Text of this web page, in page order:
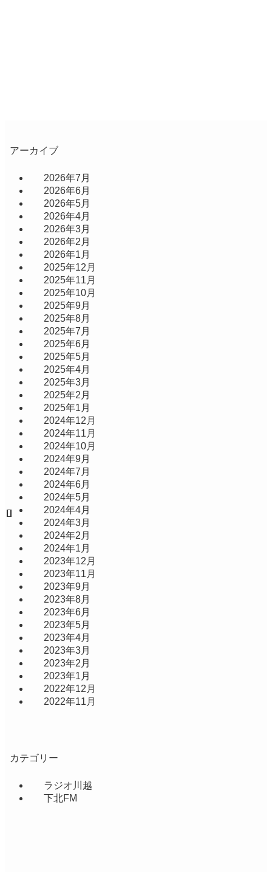
アーカイブ
2026年7月
2026年6月
2026年5月
2026年4月
2026年3月
2026年2月
2026年1月
2025年12月
2025年11月
2025年10月
2025年9月
2025年8月
2025年7月
2025年6月
2025年5月
2025年4月
2025年3月
2025年2月
2025年1月
2024年12月
2024年11月
2024年10月
2024年9月
2024年7月
2024年6月
2024年5月
2024年4月
2024年3月
2024年2月
2024年1月
2023年12月
2023年11月
2023年9月
2023年8月
2023年6月
2023年5月
2023年4月
2023年3月
2023年2月
2023年1月
2022年12月
2022年11月
カテゴリー
ラジオ川越
下北FM